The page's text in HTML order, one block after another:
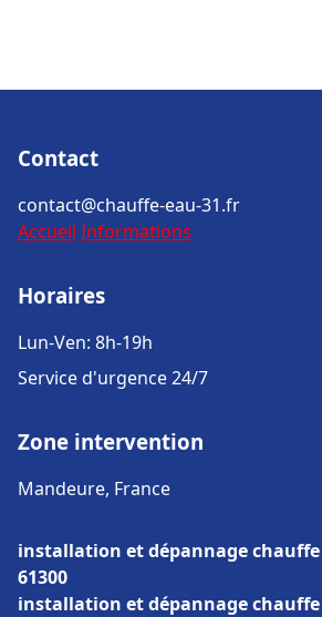
Contact
contact@chauffe-eau-31.fr
Accueil Informations
Horaires
Lun-Ven: 8h-19h
Service d'urgence 24/7
Zone intervention
Mandeure, France
installation et dépannage chauffe
61300
installation et dépannage